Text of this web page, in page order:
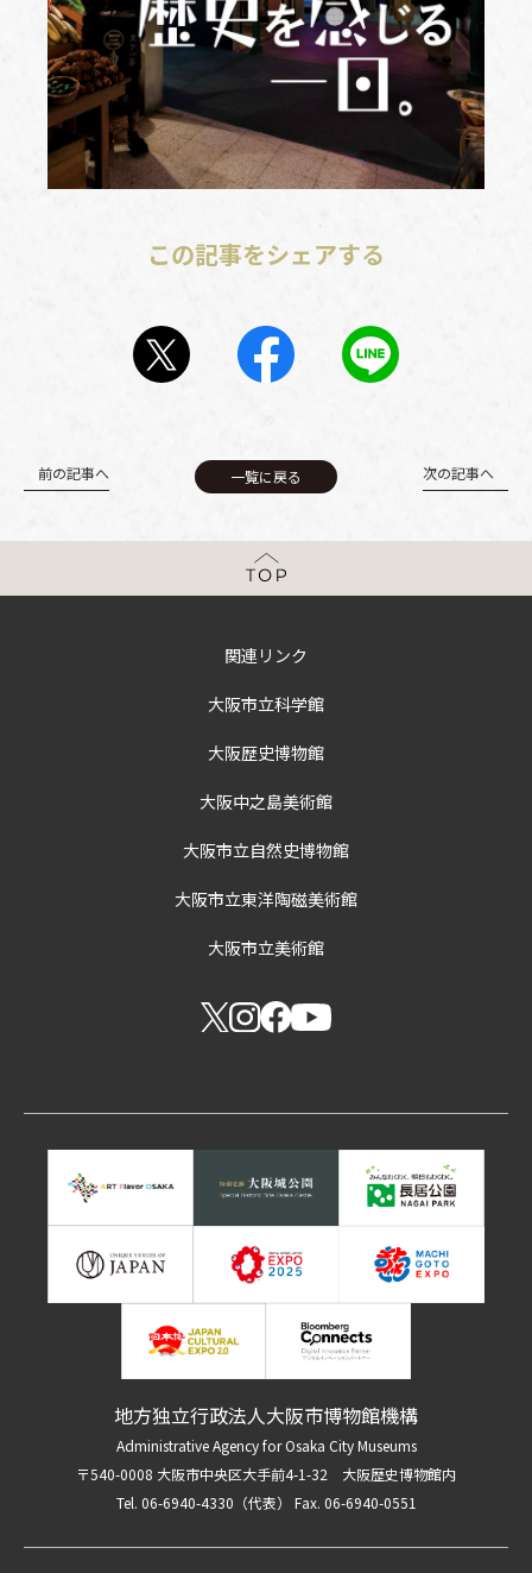
この記事をシェアする
前の記事へ 一覧に戻る 次の記事へ
関連リンク
大阪市立科学館
大阪歴史博物館
大阪中之島美術館
大阪市立自然史博物館
大阪市立東洋陶磁美術館
大阪市立美術館
地方独立行政法人大阪市博物館機構
Administrative Agency for Osaka City Museums
〒540-0008 大阪市中央区大手前4-1-32 大阪歴史博物館内
Tel. 06-6940-4330（代表） Fax. 06-6940-0551